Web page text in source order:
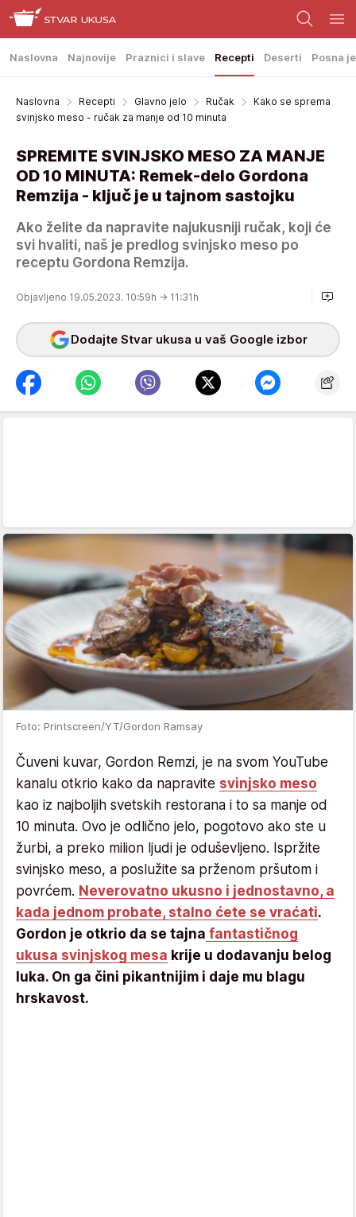
Naslovna Najnovije Praznici i slave Recepti Deserti Posna
Naslovna Recepti Glavno jelo Ručak
Kako se sprema
svinjsko meso - ručak za manje od 10 minuta
SPREMITE SVINJSKO MESO ZA MANJE
OD 10 MINUTA: Remek-delo Gordona
Remzija - ključ je u tajnom sastojku
Ako želite da napravite najukusniji ručak, koji će
svi hvaliti, naš je predlog svinjsko meso po
receptu Gordona Remzija.
Objavljeno 19.05.2023. 10:59h → 11:31h
Dodajte Stvar ukusa u vaš Google izbor
Foto: Printscreen/YT/Gordon Ramsay
Čuveni kuvar, Gordon Remzi, je na svom YouTube
kanalu otkrio kako da napravite svinjsko meso
kao iz najboljih svetskih restorana i to sa manje od
10 minuta. Ovo je odlično jelo, pogotovo ako ste u
žurbi, a preko milion ljudi je oduševljeno. Ispržite
svinjsko meso, a poslužite sa prženom pršutom i
povrćem. Neverovatno ukusno i jednostavno, a
kada jednom probate, stalno ćete se vraćati.
Gordon je otkrio da se tajna fantastičnog
ukusa svinjskog mesa krije u dodavanju belog
luka. On ga čini pikantnijim i daje mu blagu
hrskavost.